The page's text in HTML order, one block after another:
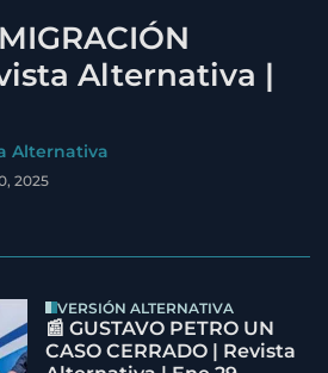
Alternativa |
Alternativa
2025
VERSIÓN ALTERNATIVA
📰 GUSTAVO PETRO UN
CASO CERRADO | Revista